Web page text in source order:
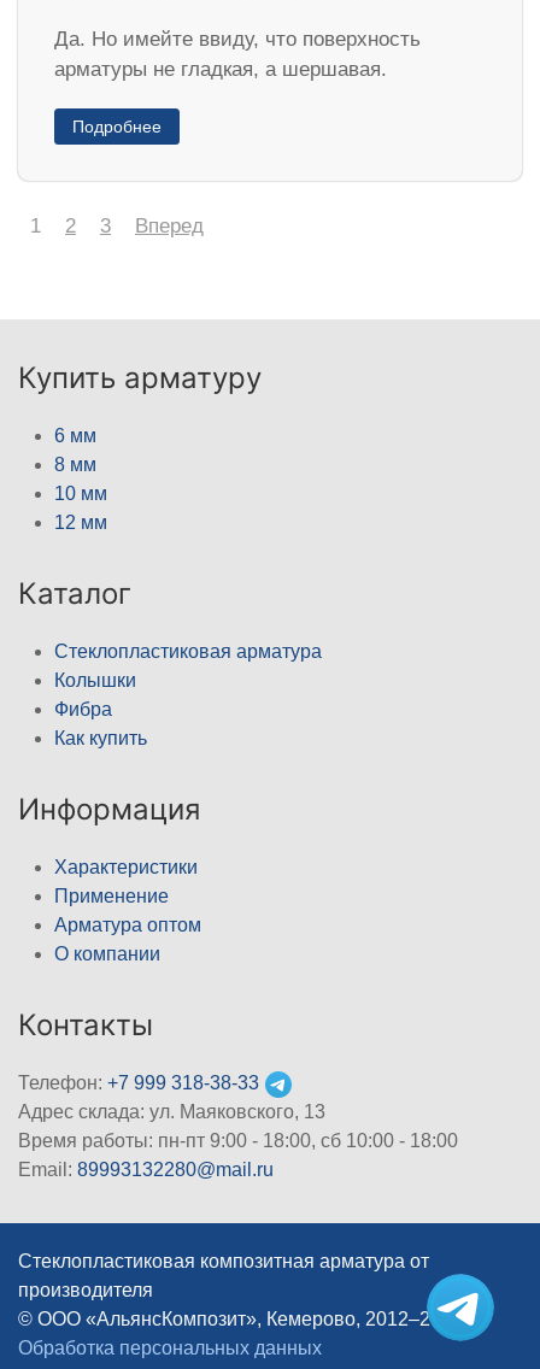
Да. Но имейте ввиду, что поверхность
арматуры не гладкая, а шершавая.
Подробнее
1 2 3 Вперед
Купить арматуру
6 мм
8 мм
10 мм
12 мм
Каталог
Стеклопластиковая арматура
Колышки
Фибра
Как купить
Информация
Характеристики
Применение
Арматура оптом
О компании
Контакты
Телефон: +7 999 318-38-33
Адрес склада: ул. Маяковского, 13
Время работы: пн-пт 9:00 - 18:00, сб 10:00 - 18:00
Email: 89993132280@mail.ru
Стеклопластиковая композитная арматура от
производителя
© ООО «АльянсКомпозит», Кемерово, 2012–2026 |
Обработка персональных данных